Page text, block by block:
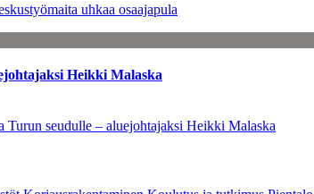
uhkaa osaajapula
Heikki Malaska
Turun seudulle – aluejohtajaksi Heikki Malaska